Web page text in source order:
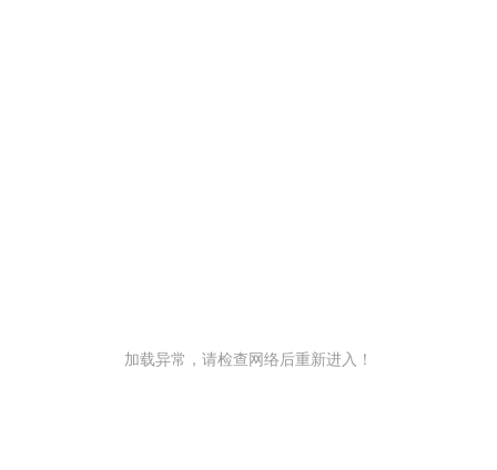
加载异常，请检查网络后重新进入！